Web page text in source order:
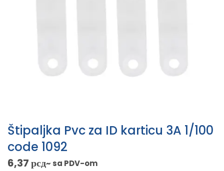
Štipaljka Pvc za ID karticu 3A 1/100
code 1092
6,37рсд~ sa PDV-om